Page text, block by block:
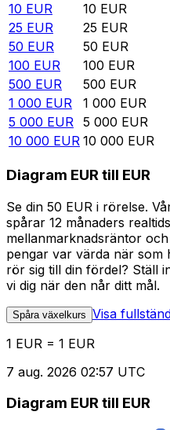
10 EUR 10 EUR
25 EUR 25 EUR
50 EUR 50 EUR
100 EUR 100 EUR
500 EUR 500 EUR
1 000 EUR 1 000 EUR
5 000 EUR 5 000 EUR
10 000 EUR 10 000 EUR
Diagram EUR till EUR
Se din 50 EUR i rörelse.
spårar 12 månaders
mellanmarknadsräntor
pengar var värda när som
rör sig till din fördel? Ställ
vi dig när den når ditt mål.
Spåra växelkurs Visa
1 EUR = 1 EUR
7 aug. 2026 02:57 UTC
Diagram EUR till EUR